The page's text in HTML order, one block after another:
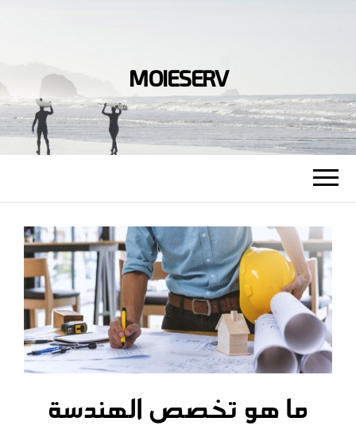
MOIESERV
ما هو تخصص الهندسة